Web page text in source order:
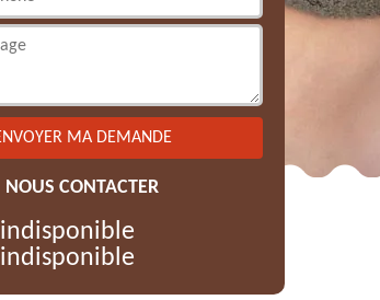
NOUS CONTACTER
indisponible
indisponible